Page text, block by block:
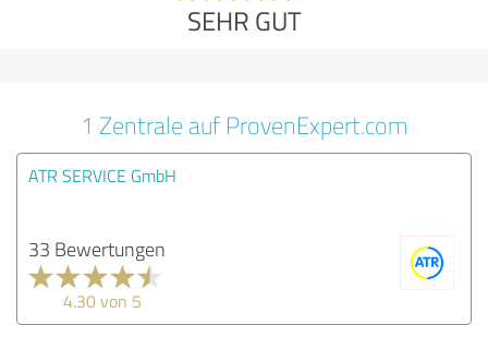
SEHR GUT
1 Zentrale auf ProvenExpert.com
ATR SERVICE GmbH
33 Bewertungen
4.30 von 5